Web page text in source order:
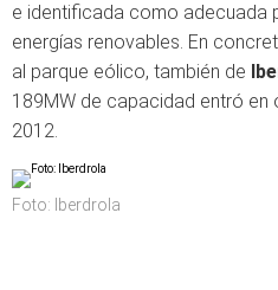
e identificada como adecuada
energías renovables. En
al parque eólico, también de
189MW de capacidad entró en
2012.
Foto: Iberdrola